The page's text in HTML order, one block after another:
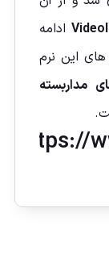
ادامه
این نرم
مداربسته
https://